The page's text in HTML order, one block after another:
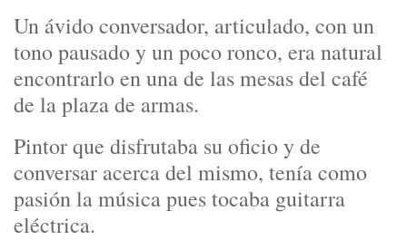
Un ávido conversador, articulado, con un
tono pausado y un poco ronco, era natural
encontrarlo en una de las mesas del café
de la plaza de armas.
Pintor que disfrutaba su oficio y de
conversar acerca del mismo, tenía como
pasión la música pues tocaba guitarra
eléctrica.